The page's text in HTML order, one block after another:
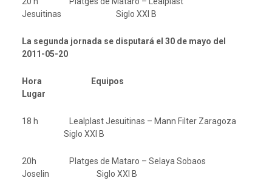
Jesuitinas Siglo XXI B
La segunda jornada se disputará el 30 de mayo del
2011-05-20
Hora Equipos
Lugar
18 h Lealplast Jesuitinas – Mann Filter Zaragoza
Siglo XXI B
20h Platges de Mataro – Selaya Sobaos
Joselin Siglo XXI B